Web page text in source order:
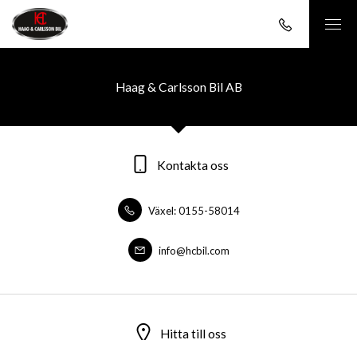
Haag & Carlsson Bil AB
Kontakta oss
Växel: 0155-58014
info@hcbil.com
Hitta till oss